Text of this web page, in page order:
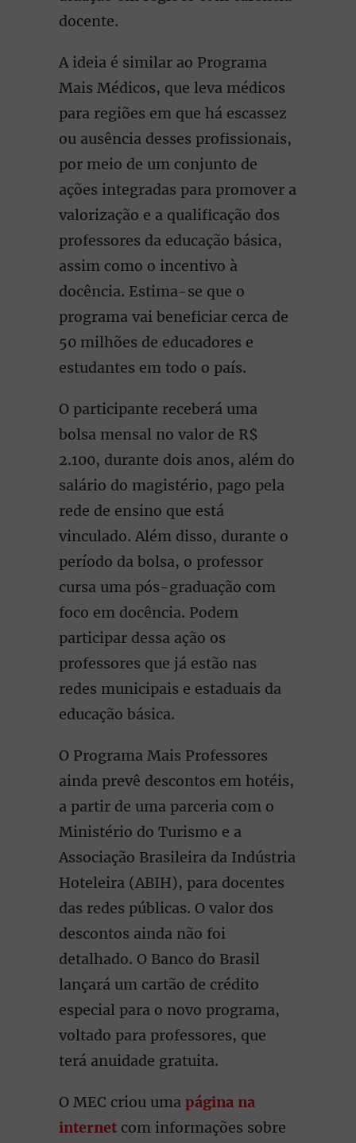
docente.
A ideia é similar ao Programa
Mais Médicos, que leva médicos
para regiões em que há escassez
ou ausência desses profissionais,
por meio de um conjunto de
ações integradas para promover a
valorização e a qualificação dos
professores da educação básica,
assim como o incentivo à
docência. Estima-se que o
programa vai beneficiar cerca de
50 milhões de educadores e
estudantes em todo o país.
O participante receberá uma
bolsa mensal no valor de R$
2.100, durante dois anos, além do
salário do magistério, pago pela
rede de ensino que está
vinculado. Além disso, durante o
período da bolsa, o professor
cursa uma pós-graduação com
foco em docência. Podem
participar dessa ação os
professores que já estão nas
redes municipais e estaduais da
educação básica.
O Programa Mais Professores
ainda prevê descontos em hotéis,
a partir de uma parceria com o
Ministério do Turismo e a
Associação Brasileira da Indústria
Hoteleira (ABIH), para docentes
das redes públicas. O valor dos
descontos ainda não foi
detalhado. O Banco do Brasil
lançará um cartão de crédito
especial para o novo programa,
voltado para professores, que
terá anuidade gratuita.
O MEC criou uma página na
internet com informações sobre